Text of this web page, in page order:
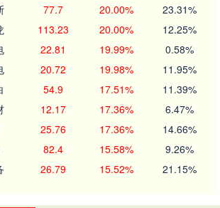
77.7 20.00% 23.31%
113.23 20.00% 12.25%
22.81 19.99% 0.58%
20.72 19.98% 11.95%
54.9 17.51% 11.39%
12.17 17.36% 6.47%
25.76 17.36% 14.66%
82.4 15.58% 9.26%
26.79 15.52% 21.15%